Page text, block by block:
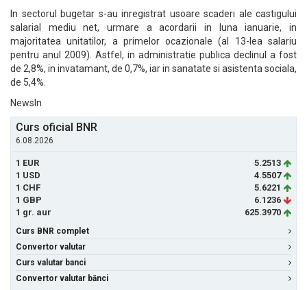
In sectorul bugetar s-au inregistrat usoare scaderi ale castigului
salarial mediu net, urmare a acordarii in luna ianuarie, in
majoritatea unitatilor, a primelor ocazionale (al 13-lea salariu
pentru anul 2009). Astfel, in administratie publica declinul a fost
de 2,8%, in invatamant, de 0,7%, iar in sanatate si asistenta sociala,
de 5,4%.
NewsIn
Curs oficial BNR
6.08.2026
1 EUR
5.2513
1 USD
4.5507
1 CHF
5.6221
1 GBP
6.1236
1 gr. aur
625.3970
Curs BNR complet
Convertor valutar
Curs valutar banci
Convertor valutar bănci